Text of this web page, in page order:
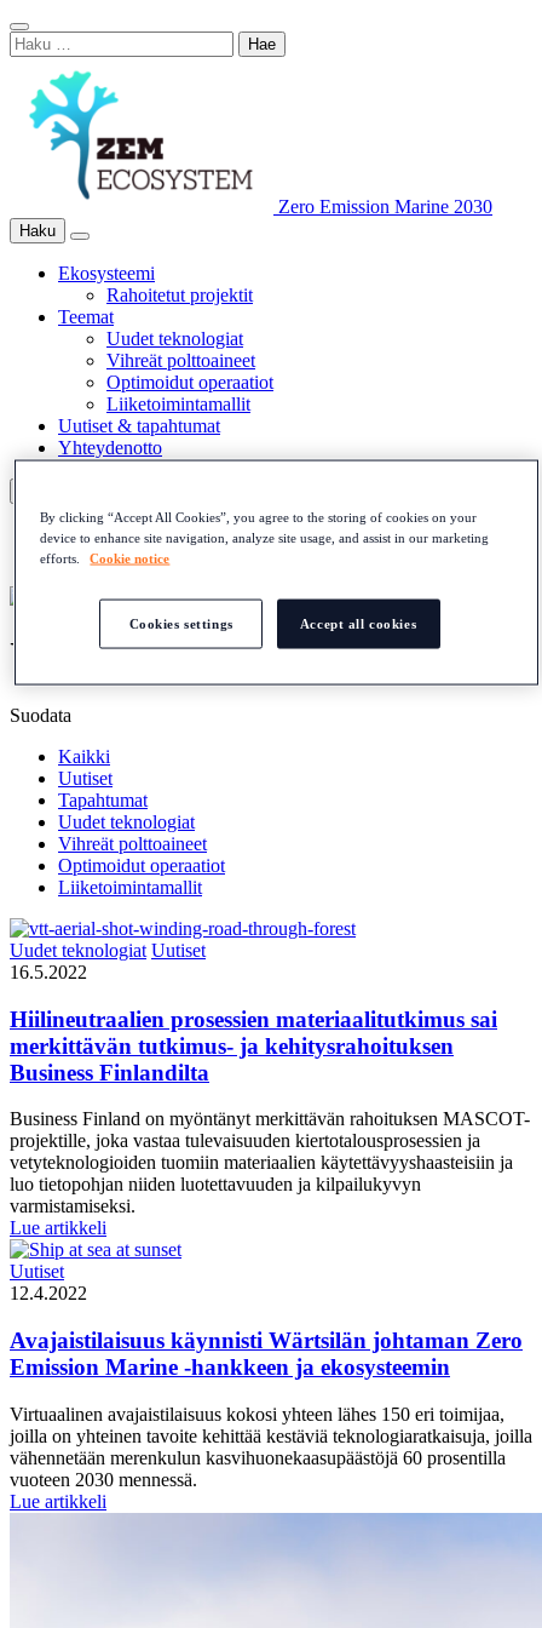
Skip
to
content
Close
Search
Haku:
Zero Emission Marine 2030
Haku
Haku
Main
Ekosysteemi
Rahoitetut projektit
Teemat
Uudet teknologiat
Vihreät polttoaineet
Optimoidut operaatiot
Liiketoimintamallit
Uutiset & tapahtumat
Yhteydenotto
Haku
Suomi
English
Uutiset
Suodata
Kaikki
Uutiset
Tapahtumat
Uudet teknologiat
Vihreät polttoaineet
Optimoidut operaatiot
Liiketoimintamallit
Uudet teknologiat Uutiset
16.5.2022
Hiilineutraalien prosessien materiaalitutkimus sai
merkittävän tutkimus- ja kehitysrahoituksen
Business Finlandilta
Business Finland on myöntänyt merkittävän rahoituksen MASCOT-
projektille, joka vastaa tulevaisuuden kiertotalousprosessien ja
vetyteknologioiden tuomiin materiaalien käytettävyyshaasteisiin ja
luo tietopohjan niiden luotettavuuden ja kilpailukyvyn
varmistamiseksi.
Lue artikkeli
prosessien
tutkimus-
ja
kehitysrahoituksen
Finlandilta
Uutiset
12.4.2022
Avajaistilaisuus käynnisti Wärtsilän johtaman Zero
Emission Marine -hankkeen ja ekosysteemin
Virtuaalinen avajaistilaisuus kokosi yhteen lähes 150 eri toimijaa,
joilla on yhteinen tavoite kehittää kestäviä teknologiaratkaisuja, joilla
vähennetään merenkulun kasvihuonekaasupäästöjä 60 prosentilla
vuoteen 2030 mennessä.
Lue artikkeli
By clicking “Accept All Cookies”, you agree to the storing of cookies on your
device to enhance site navigation, analyze site usage, and assist in our marketing
efforts.
Cookie notice
Accept all cookies
Cookies settings